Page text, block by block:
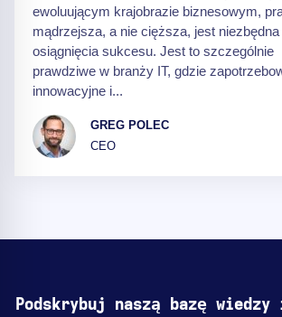
ewoluującym krajobrazie biznesowym,
mądrzejsza, a nie cięższa, jest niezbędna
osiągnięcia sukcesu. Jest to szczególnie
prawdziwe w branży IT, gdzie
innowacyjne i...
GREG POLEC
CEO
Podskrybuj naszą bazę